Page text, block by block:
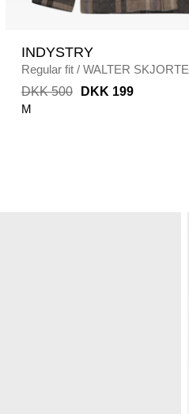
INDYSTRY
Regular fit / WALTER SKJORTE
DKK 500
DKK 199
M